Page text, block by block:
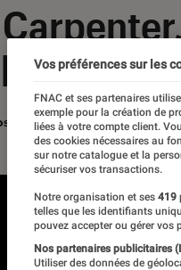
B.
Vos préférences sur les
FNAC et ses partenaires
exemple pour la création de
liées à votre compte client.
des cookies nécessaires au
sur notre catalogue et la
sécuriser vos transactions.
Notre organisation et ses 419
telles que les identifiants
pouvez accepter ou gérer vos
Nos partenaires publicitaires
Utiliser des données de